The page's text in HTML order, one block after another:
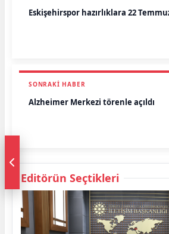
Eskişehirspor hazırlıklara 22
SONRAKI HABER
Alzheimer Merkezi törenle açıldı
Editörün Seçtikleri